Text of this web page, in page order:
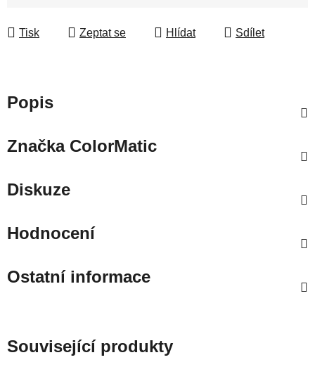
Tisk Zeptat se Hlídat Sdílet
Popis
ZnačkaColorMatic
Diskuze
Hodnocení
Ostatní informace
Související produkty